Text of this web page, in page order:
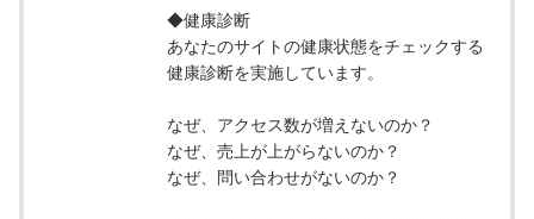
◆健康診断
あなたのサイトの健康状態をチェックする
健康診断を実施しています。
なぜ、アクセス数が増えないのか？
なぜ、売上が上がらないのか？
なぜ、問い合わせがないのか？